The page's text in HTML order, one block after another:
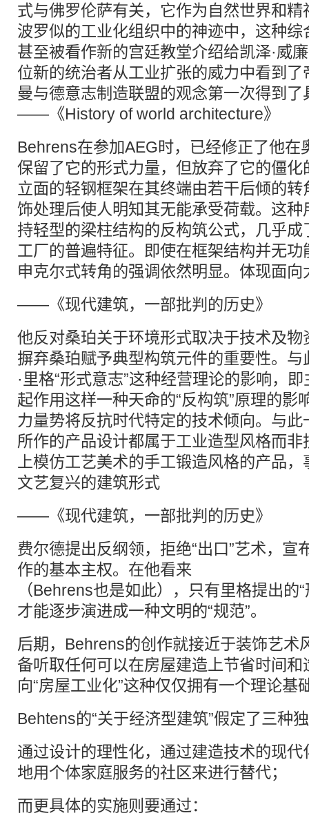
式与佛罗伦萨有关，它作为自然世界和
波罗似的工业化组织中的神迹中，这种
甚至被看作新的宫廷教堂介绍给凯泽·威
位新的统治者从工业扩张的威力中看到
曼与德意志制造联盟的观念第一次得到了
——《History of world architecture》
Behrens在参加AEG时，已经修正了他在
保留了它的形式力量，但放弃了它的僵
立面的轻钢框架在其终端由若干后倾的
饰处理后使人明知其无能承受荷载。这
持轻型的梁柱结构的反构筑公式，几乎
工厂的普遍特征。即使在框架结构并无
申克尔式转角的强调依然明显。体现面
——《现代建筑，一部批判的历史》
他反对桑珀关于环境形式取决于技术及
摒弃桑珀赋予典型构筑元件的重要性。
·里格“形式意志”这种经营理论的影响，
起作用这样一种天命的“反构筑”原理的影
力量势将反抗时代特定的技术倾向。与
所作的产品设计都属于工业造型风格而
上模仿工艺美术的手工锻造风格的产品
文艺复兴的建筑形式
——《现代建筑，一部批判的历史》
费尔德提出反纲领，拒绝“出口”艺术，宣
作的基本主权。在他看来
（Behrens也是如此），只有里格提出的
才能逐步演进成一种文明的“规范”。
后期，Behrens的创作就接近于装饰艺术
备听取任何可以在房屋建造上节省时间
向“房屋工业化”这种仅仅拥有一个理论基
Behtens的“关于经济型建筑”假定了三种
通过设计的理性化，通过建造技术的现
地用个体家庭服务的社区来进行替代；
而更具体的实施则要通过：